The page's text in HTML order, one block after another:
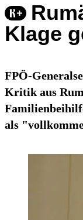
Klage
FPÖ-
Kritik aus
als